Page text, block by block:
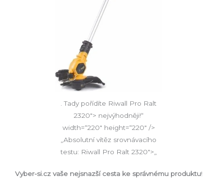
. Tady pořídíte Riwall Pro Ralt
2320″> nejvýhodněji!“
width=“220″ height=“220″ />
„Absolutní vítěz srovnávacího
testu: Riwall Pro Ralt 2320″>„
Vyber-si.cz vaše nejsnazší cesta ke správnému produktu!